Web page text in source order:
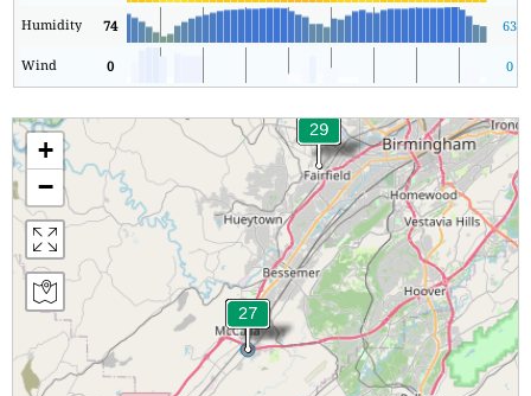
Humidity 74 63
Wind 0 0
+
−